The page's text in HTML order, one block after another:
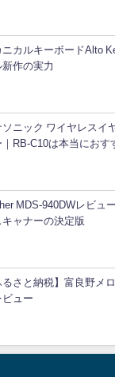
ニカルキーボードAlto
新作の実力
ソニック ワイヤレスイ
｜RB-C10は本当におす
MDS-940DWレビュ
キャナーの決定版
るさと納税】富良野メ
ビュー